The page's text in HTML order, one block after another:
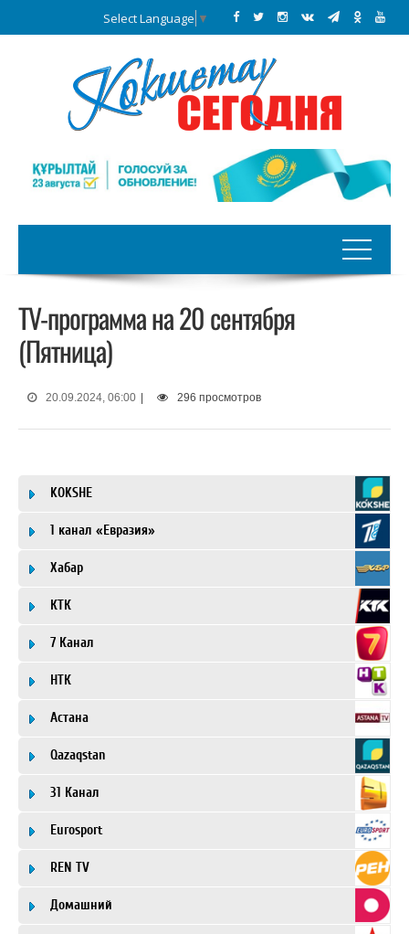
Select Language ▼
TV-программа на 20 сентября
(Пятница)
20.09.2024, 06:00 296 просмотров
KOKSHE
1 канал «Евразия»
Хабар
КТК
7 Канал
НТК
Астана
Qazaqstan
31 Канал
Eurosport
REN TV
Домашний